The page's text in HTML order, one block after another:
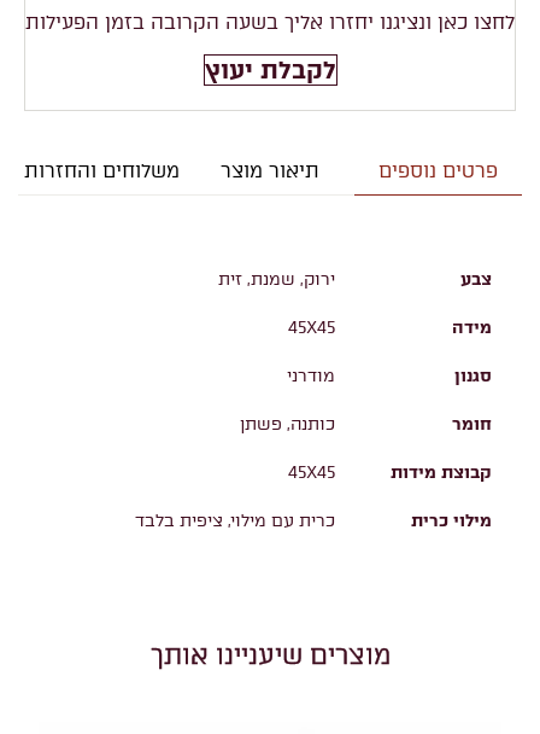
לחצו כאן ונציגנו יחזרו אליך בשעה הקרובה בזמן הפעילות
לקבלת יעוץ
פרטים נוספים תיאור מוצר משלוחים והחזרות
צבע ירוק, שמנת, זית
מידה 45X45
סגנון מודרני
חומר כותנה, פשתן
קבוצת מידות 45X45
מילוי כרית כרית עם מילוי, ציפית בלבד
מוצרים שיעניינו אותך